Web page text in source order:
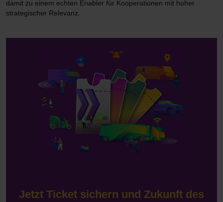
damit zu einem echten Enabler für Kooperationen mit hoher
strategischer Relevanz.
Jetzt Ticket sichern und Zukunft des